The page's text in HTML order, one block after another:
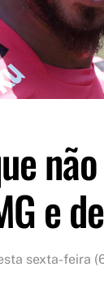
e
sexta-feira